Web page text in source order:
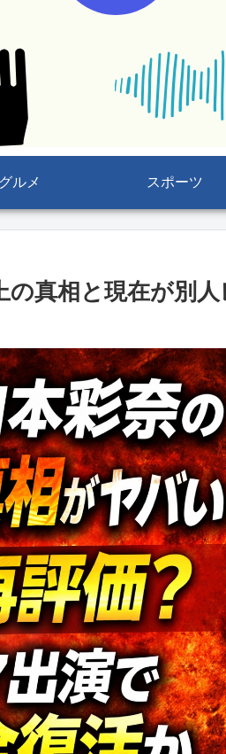
グルメ スポーツ
の真相と現在が別